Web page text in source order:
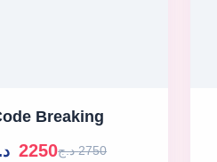
Breaking
2750 د.ج 2250